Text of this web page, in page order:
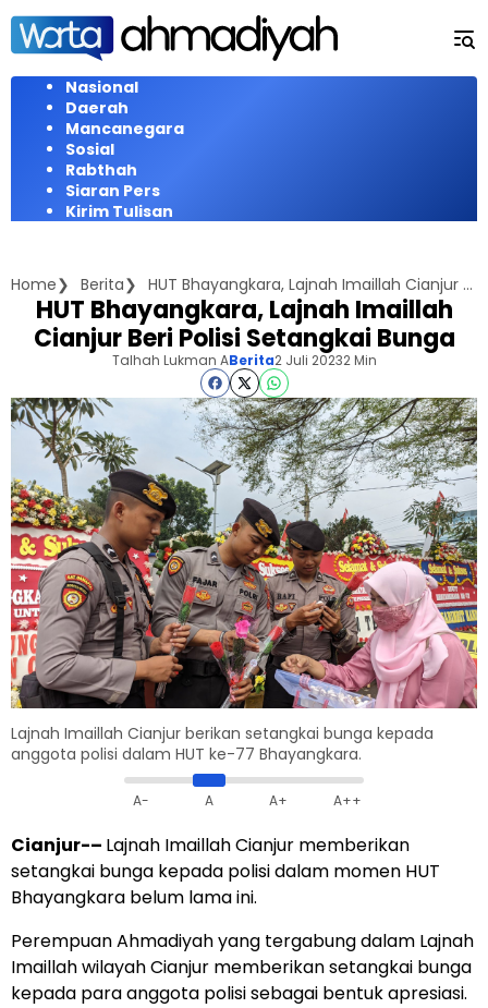
Langsung
konten
Nasional
Daerah
Mancanegara
Sosial
Rabthah
Siaran Pers
Kirim Tulisan
Home Berita HUT Bhayangkara, Lajnah Imaillah Cianjur Beri Polisi Setangkai Bunga
HUT Bhayangkara, Lajnah Imaillah
Cianjur Beri Polisi Setangkai Bunga
Talhah Lukman ABerita2 Juli 20232 Min
Lajnah Imaillah Cianjur berikan setangkai bunga kepada
anggota polisi dalam HUT ke-77 Bhayangkara.
A- A A+ A++
Cianjur-– Lajnah Imaillah Cianjur memberikan
setangkai bunga kepada polisi dalam momen HUT
Bhayangkara belum lama ini.
Perempuan Ahmadiyah yang tergabung dalam Lajnah
Imaillah wilayah Cianjur memberikan setangkai bunga
kepada para anggota polisi sebagai bentuk apresiasi.